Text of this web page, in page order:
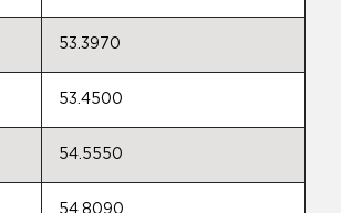
53.3970
53.4500
54.5550
54.8090